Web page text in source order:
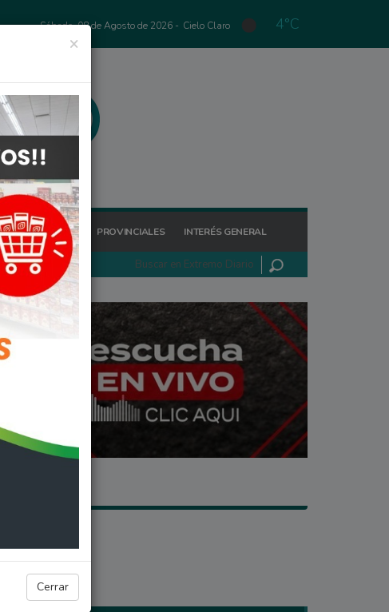
Sábado, 08 de Agosto de 2026 - Cielo Claro 4°C
REGIONALES PROVINCIALES INTERÉS GENERAL
×
Cerrar